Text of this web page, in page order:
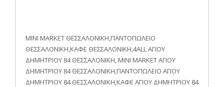
MINI MARKET ΘΕΣΣΑΛΟΝΙΚΗ,ΠΑΝΤΟΠΩΛΕΙΟ
ΘΕΣΣΑΛΟΝΙΚΗ,ΚΑΦΕ ΘΕΣΣΑΛΟΝΙΚΗ,4ALL ΑΓΙΟΥ
ΔΗΜΗΤΡΙΟΥ 84 ΘΕΣΣΑΛΟΝΙΚΗ, MINI MARKET ΑΓΙΟΥ
ΔΗΜΗΤΡΙΟΥ 84 ΘΕΣΣΑΛΟΝΙΚΗ,ΠΑΝΤΟΠΩΛΕΙΟ ΑΓΙΟΥ
ΔΗΜΗΤΡΙΟΥ 84 ΘΕΣΣΑΛΟΝΙΚΗ,ΚΑΦΕ ΑΓΙΟΥ ΔΗΜΗΤΡΙΟΥ 84